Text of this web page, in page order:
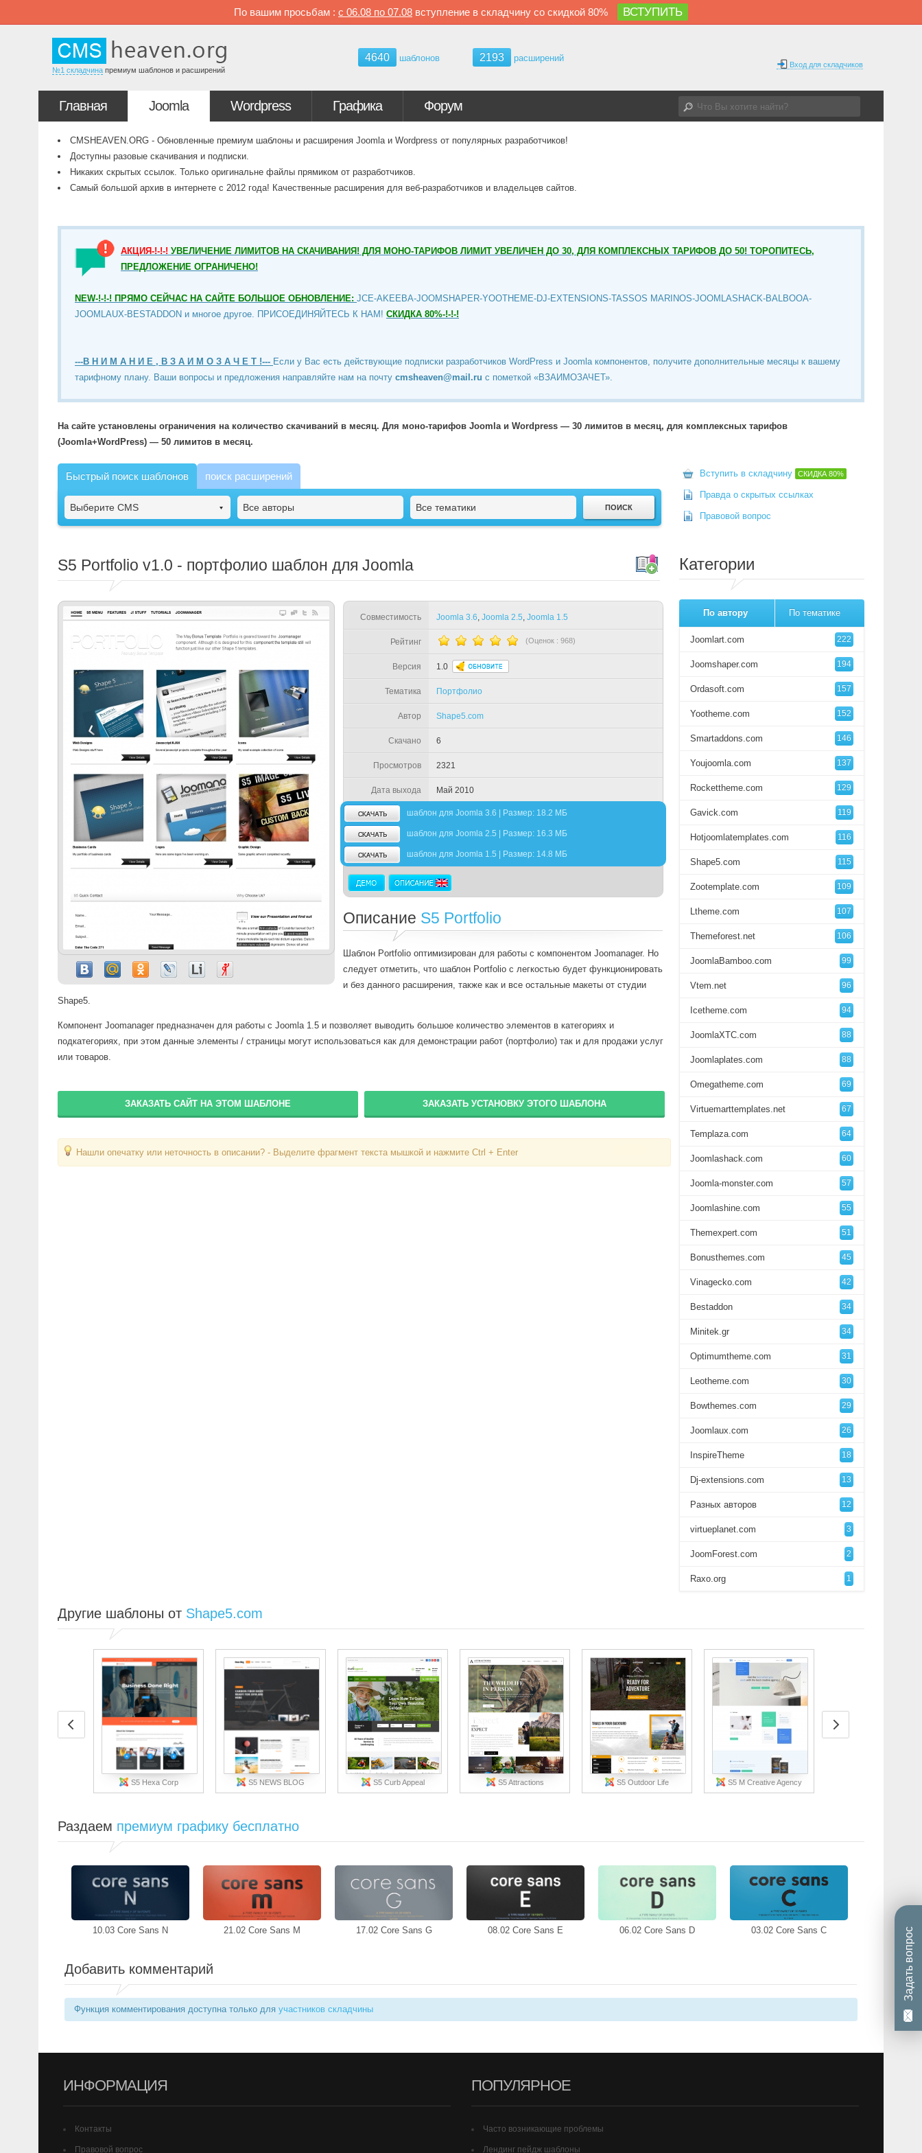
По вашим просьбам : с 06.08 по 07.08 вступление в складчину со скидкой 80% ВСТУПИТЬ
№1 складчина премиум шаблонов и расширений
4640 шаблонов 2193 расширений
Вход для складчиков
Главная Joomla Wordpress Графика Форум
CMSHEAVEN.ORG - Обновленные премиум шаблоны и расширения Joomla и Wordpress от популярных разработчиков!
Доступны разовые скачивания и подписки.
Никаких скрытых ссылок. Только оригинальне файлы прямиком от разработчиков.
Самый большой архив в интернете с 2012 года! Качественные расширения для веб-разработчиков и владельцев сайтов.
АКЦИЯ-!-!-! УВЕЛИЧЕНИЕ ЛИМИТОВ НА СКАЧИВАНИЯ! ДЛЯ МОНО-ТАРИФОВ ЛИМИТ УВЕЛИЧЕН ДО 30, ДЛЯ КОМПЛЕКСНЫХ ТАРИФОВ ДО 50! ТОРОПИТЕСЬ,
ПРЕДЛОЖЕНИЕ ОГРАНИЧЕНО!
NEW-!-!-! ПРЯМО СЕЙЧАС НА САЙТЕ БОЛЬШОЕ ОБНОВЛЕНИЕ: JCE-AKEEBA-JOOMSHAPER-YOOTHEME-DJ-EXTENSIONS-TASSOS MARINOS-JOOMLASHACK-BALBOOA-
JOOMLAUX-BESTADDON и многое другое. ПРИСОЕДИНЯЙТЕСЬ К НАМ! СКИДКА 80%-!-!-!
---В Н И М А Н И Е , В З А И М О З А Ч Е Т !--- Если у Вас есть действующие подписки разработчиков WordPress и Joomla компонентов, получите дополнительные месяцы к вашему
тарифному плану. Ваши вопросы и предложения направляйте нам на почту cmsheaven@mail.ru c пометкой «ВЗАИМОЗАЧЕТ».
На сайте установлены ограничения на количество скачиваний в месяц. Для моно-тарифов Joomla и Wordpress — 30 лимитов в месяц, для комплексных тарифов
(Joomla+WordPress) — 50 лимитов в месяц.
Быстрый поиск шаблонов поиск расширений
Выберите CMS Все авторы Все тематики
S5 Portfolio v1.0 - портфолио шаблон для Joomla
Совместимость Joomla 3.6, Joomla 2.5, Joomla 1.5
Рейтинг (Оценок : 968)
Версия 1.0
Тематика Портфолио
Автор Shape5.com
Скачано 6
Просмотров 2321
Дата выхода Май 2010
шаблон для Joomla 3.6 | Размер: 18.2 МБ
шаблон для Joomla 2.5 | Размер: 16.3 МБ
шаблон для Joomla 1.5 | Размер: 14.8 МБ
Описание S5 Portfolio
Шаблон Portfolio оптимизирован для работы с компонентом Joomanager. Но
следует отметить, что шаблон Portfolio с легкостью будет функционировать
и без данного расширения, также как и все остальные макеты от студии
Shape5.
Компонент Joomanager предназначен для работы с Joomla 1.5 и позволяет выводить большое количество элементов в категориях и
подкатегориях, при этом данные элементы / страницы могут использоваться как для демонстрации работ (портфолио) так и для продажи услуг
или товаров.
ЗАКАЗАТЬ САЙТ НА ЭТОМ ШАБЛОНЕ ЗАКАЗАТЬ УСТАНОВКУ ЭТОГО ШАБЛОНА
Нашли опечатку или неточность в описании? - Выделите фрагмент текста мышкой и нажмите Ctrl + Enter
Вступить в складчину СКИДКА 80%
Правда о скрытых ссылках
Правовой вопрос
Категории
По автору По тематике
Joomlart.com 222
Joomshaper.com 194
Ordasoft.com 157
Yootheme.com 152
Smartaddons.com 146
Youjoomla.com 137
Rockettheme.com 129
Gavick.com 119
Hotjoomlatemplates.com 116
Shape5.com 115
Zootemplate.com 109
Ltheme.com 107
Themeforest.net 106
JoomlaBamboo.com 99
Vtem.net 96
Icetheme.com 94
JoomlaXTC.com 88
Joomlaplates.com 88
Omegatheme.com 69
Virtuemarttemplates.net 67
Templaza.com 64
Joomlashack.com 60
Joomla-monster.com 57
Joomlashine.com 55
Themexpert.com 51
Bonusthemes.com 45
Vinagecko.com 42
Bestaddon 34
Minitek.gr 34
Optimumtheme.com 31
Leotheme.com 30
Bowthemes.com 29
Joomlaux.com 26
InspireTheme 18
Dj-extensions.com 13
Разных авторов 12
virtueplanet.com 3
JoomForest.com 2
Raxo.org 1
Другие шаблоны от Shape5.com
S5 Hexa Corp S5 NEWS BLOG S5 Curb Appeal S5 Attractions S5 Outdoor Life S5 M Creative Agency
Раздаем премиум графику бесплатно
10.03 Core Sans N 21.02 Core Sans M 17.02 Core Sans G 08.02 Core Sans E 06.02 Core Sans D 03.02 Core Sans C
Добавить комментарий
Функция комментирования доступна только для участников складчины
ИНФОРМАЦИЯ
Контакты
Правовой вопрос
ПОПУЛЯРНОЕ
Часто возникающие проблемы
Лендинг пейдж шаблоны
Задать вопрос
Вход